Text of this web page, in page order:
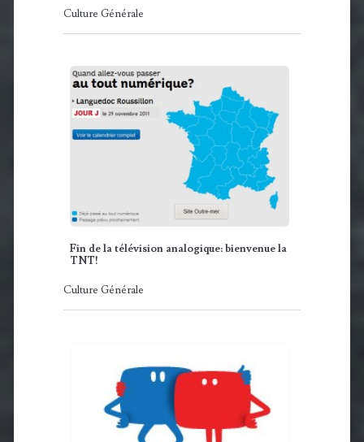
Culture Générale
Fin de la télévision analogique: bienvenue la
TNT!
Culture Générale